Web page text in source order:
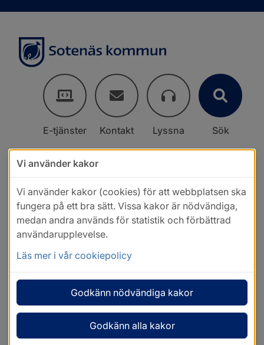
E-tjänster Kontakt Lyssna Sök
Vi använder kakor
Vi använder kakor (cookies) för att webbplatsen ska
fungera på ett bra sätt. Vissa kakor är nödvändiga,
medan andra används för statistik och förbättrad
användarupplevelse.
Läs mer i vår cookiepolicy
Godkänn nödvändiga kakor
Godkänn alla kakor